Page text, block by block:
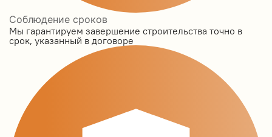
Соблюдение сроков
Мы гарантируем завершение строительства точно в
срок, указанный в договоре